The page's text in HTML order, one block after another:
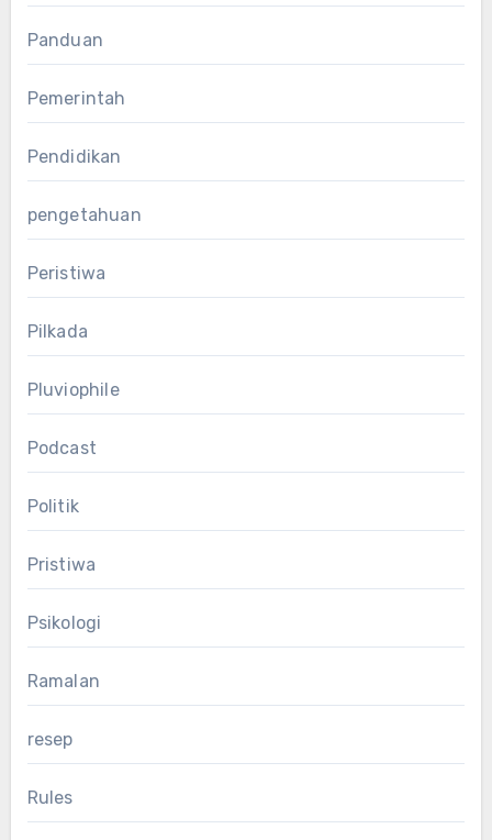
Panduan
Pemerintah
Pendidikan
pengetahuan
Peristiwa
Pilkada
Pluviophile
Podcast
Politik
Pristiwa
Psikologi
Ramalan
resep
Rules